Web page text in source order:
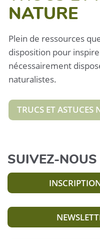
NATURE
Plein de ressources
disposition pour
nécessairement
naturalistes.
TRUCS ET ASTUCES
SUIVEZ-NOUS